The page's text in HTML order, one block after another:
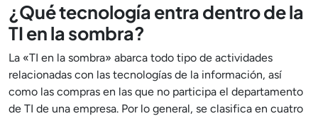
¿Qué tecnología entra dentro de la
TI en la sombra?
La «TI en la sombra» abarca todo tipo de actividades
relacionadas con las tecnologías de la información, así
como las compras en las que no participa el departamento
de TI de una empresa. Por lo general, se clasifica en cuatro